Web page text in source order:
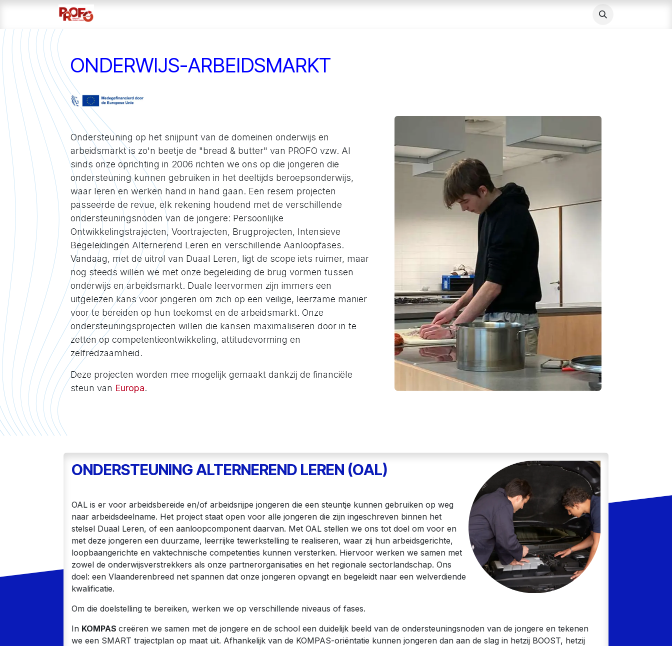
Overslaan naar inhoud
ONDERWIJS-ARBEIDSMARKT
Ondersteuning op het snijpunt van de domeinen onderwijs en
arbeidsmarkt is zo'n beetje de "bread & butter" van PROFO vzw. Al
sinds onze oprichting in 2006 richten we ons op die jongeren die
ondersteuning kunnen gebruiken in het deeltijds beroepsonderwijs,
waar leren en werken hand in hand gaan. Een resem projecten
passeerde de revue, elk rekening houdend met de verschillende
ondersteuningsnoden van de jongere: Persoonlijke
Ontwikkelingstrajecten, Voortrajecten, Brugprojecten, Intensieve
Begeleidingen Alternerend Leren en verschillende Aanloopfases.
Vandaag, met de uitrol van Duaal Leren, ligt de scope iets ruimer, maar
nog steeds willen we met onze begeleiding de brug vormen tussen
onderwijs en arbeidsmarkt. Duale leervormen zijn immers een
uitgelezen kans voor jongeren om zich op een veilige, leerzame manier
voor te bereiden op hun toekomst en de arbeidsmarkt. Onze
ondersteuningsprojecten willen die kansen maximaliseren door in te
zetten op competentieontwikkeling, attitudevorming en
zelfredzaamheid.
Deze projecten worden mee mogelijk gemaakt dankzij de financiële
steun van Europa.
ONDERSTEUNING ALTERNEREND LEREN (OAL)
OAL is er voor arbeidsbereide en/of arbeidsrijpe jongeren die een steuntje kunnen gebruiken op weg
naar arbeidsdeelname. Het project staat open voor alle jongeren die zijn ingeschreven binnen het
stelsel Duaal Leren, of een aanloopcomponent daarvan. Met OAL stellen we ons tot doel om voor en
met deze jongeren een duurzame, leerrijke tewerkstelling te realiseren, waar zij hun arbeidsgerichte,
loopbaangerichte en vaktechnische competenties kunnen versterken. Hiervoor werken we samen met
zowel de onderwijsverstrekkers als onze partnerorganisaties en het regionale sectorlandschap. Ons
doel: een Vlaanderenbreed net spannen dat onze jongeren opvangt en begeleidt naar een welverdiende
kwalificatie.
Om die doelstelling te bereiken, werken we op verschillende niveaus of fases.
In KOMPAS creëren we samen met de jongere en de school een duidelijk beeld van de ondersteuningsnoden van de jongere en tekenen
we een SMART trajectplan op maat uit. Afhankelijk van de KOMPAS-oriëntatie kunnen jongeren dan aan de slag in hetzij BOOST, hetzij